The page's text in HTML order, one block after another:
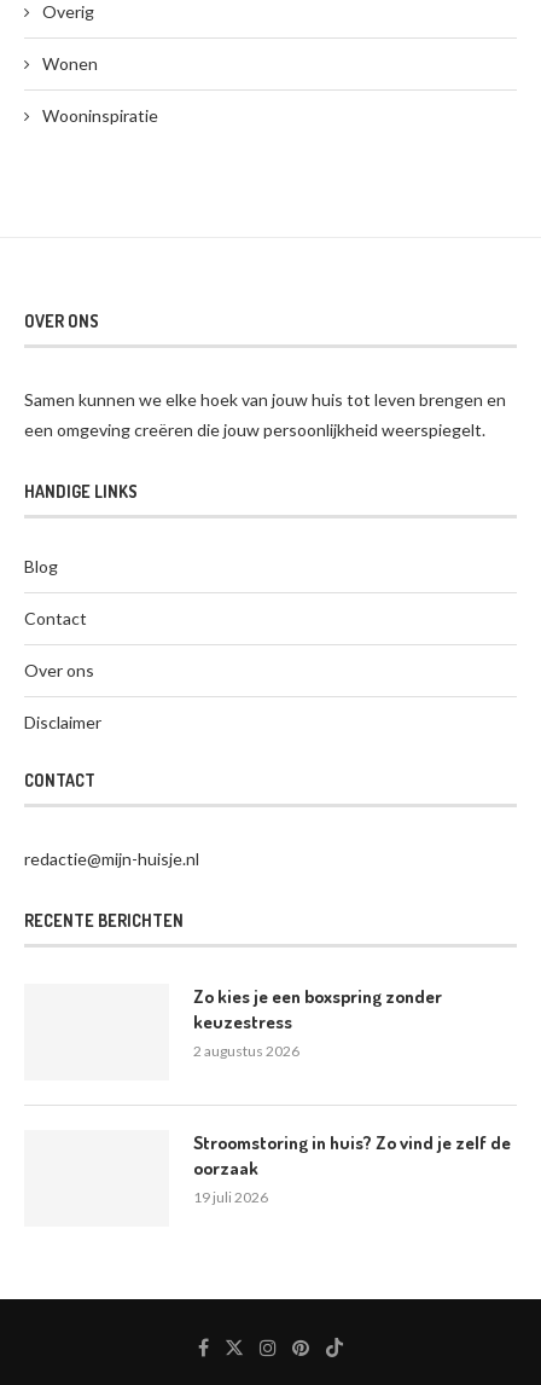
Overig
Wonen
Wooninspiratie
OVER ONS
Samen kunnen we elke hoek van jouw huis tot leven brengen en
een omgeving creëren die jouw persoonlijkheid weerspiegelt.
HANDIGE LINKS
Blog
Contact
Over ons
Disclaimer
CONTACT
redactie@mijn-huisje.nl
RECENTE BERICHTEN
Zo kies je een boxspring zonder
keuzestress
2 augustus 2026
Stroomstoring in huis? Zo vind je zelf de
oorzaak
19 juli 2026